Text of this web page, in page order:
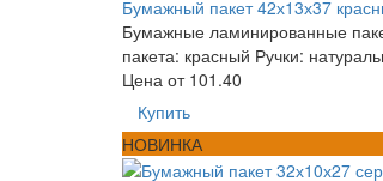
Бумажный пакет 42х13х37
Бумажные ламинированные
пакета: красный Ручки:
Цена от 101.40
Купить
НОВИНКА